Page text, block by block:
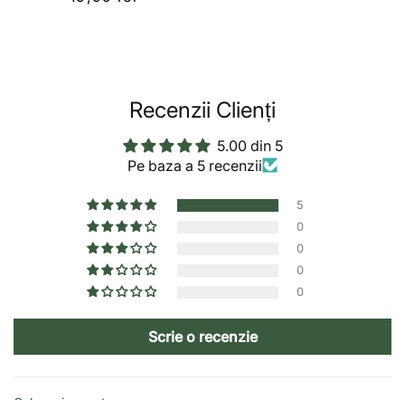
Recenzii Clienți
5.00 din 5
Pe baza a 5 recenzii
5
0
0
0
0
Scrie o recenzie